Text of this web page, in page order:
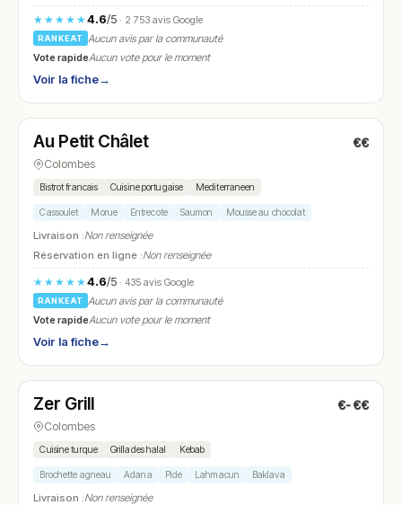
★★★★★4.6/5· 2 753 avis Google
RANKEAT
Aucun avis par la communauté
Vote rapideAucun vote pour le moment
Voir la fiche→
N° 14
Au Petit Châlet €€
Colombes
Bistrot francais Cuisine portugaise Mediterraneen
Cassoulet Morue Entrecote Saumon Mousse au chocolat
Livraison :Non renseignée
Réservation en ligne :Non renseignée
★★★★★4.6/5· 435 avis Google
RANKEAT
Aucun avis par la communauté
Vote rapideAucun vote pour le moment
Voir la fiche→
N° 15
Zer Grill €-€€
Colombes
Cuisine turque Grillades halal Kebab
Brochette agneau Adana Pide Lahmacun Baklava
Livraison :Non renseignée